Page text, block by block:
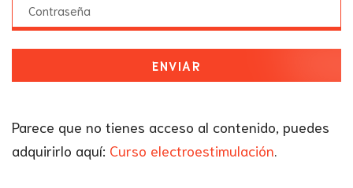
ENVIAR
Parece que no tienes acceso al contenido, puedes
adquirirlo aquí: Curso electroestimulación.